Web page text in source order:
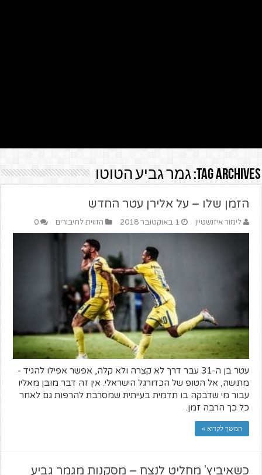
Tag Archives: גמר גביע הטוטו
הזמן שלו – על אלירן עטר החדש
לימור איזנשטיין 1 באוקטובר 2018 הזווית לחיבורים 0
עטר בן ה-31 עבר דרך לא קצרה ולא קלה, אפשר אפילו להגיד -
מתישה, אל הטופ של הכדורגל הישראלי. אין זה דבר מובן מאליו
עבור מי שדבקה בו תדמית בעייתית שמסרבת להרפות גם לאחר
כל כך הרבה זמן.
המשך לקרוא »
כשאיביץ' מחליט לנצח – מסקנות מגמר גביע